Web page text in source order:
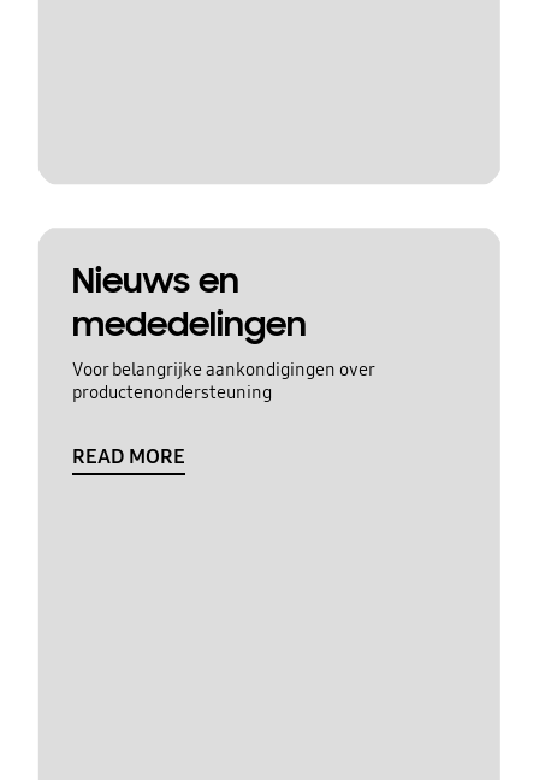
Nieuws en
mededelingen
Voor belangrijke aankondigingen over
productenondersteuning
READ MORE